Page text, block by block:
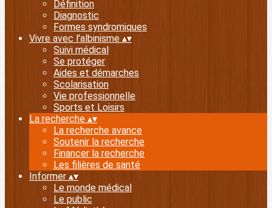
Définition
Diagnostic
Formes syndromiques
Vivre avec l'albinisme ▴▾
Suivi médical
Se protéger
Aides et démarches
Scolarisation
Vie professionnelle
Sports et Loisirs
La recherche ▴▾
La recherche avance
Soutenir la recherche
Financer la recherche
Les filières de santé
Informer ▴▾
Le monde médical
Le public